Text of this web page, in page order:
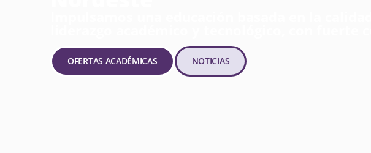
OFERTAS ACADÉMICAS NOTICIAS